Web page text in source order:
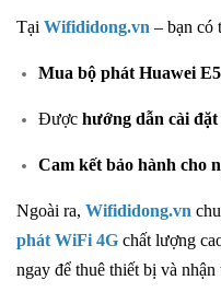
Tại Wifididong.vn – bạn có
Mua bộ phát Huawei
Được hướng dẫn cài
Cam kết bảo hành cho
Ngoài ra, Wifididong.vn
phát WiFi 4G chất lượng
ngay để thuê thiết bị và